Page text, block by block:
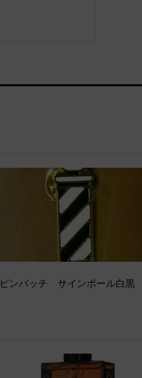
ピンバッチ サインポール白黒